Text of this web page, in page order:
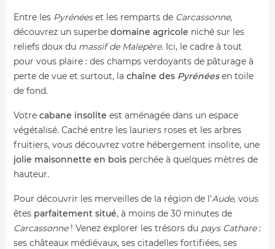
Entre les Pyrénéeset les remparts de Carcassonne,
découvrez un superbe domaine agricole niché sur les
reliefs doux du massif de Malepère. Ici, le cadre à tout
pour vous plaire : des champs verdoyants de pâturage à
perte de vue et surtout, la chaîne des Pyrénéesen toile
de fond.
Votre cabane insolite est aménagée dans un espace
végétalisé. Caché entre les lauriers roses et les arbres
fruitiers, vous découvrez votre hébergement insolite, une
jolie maisonnette en bois perchée à quelques mètres de
hauteur.
Pour découvrir les merveilles de la région de l'Aude, vous
êtes parfaitement situé, à moins de 30 minutes de
Carcassonne! Venez explorer les trésors du pays Cathare:
ses châteaux médiévaux, ses citadelles fortifiées, ses